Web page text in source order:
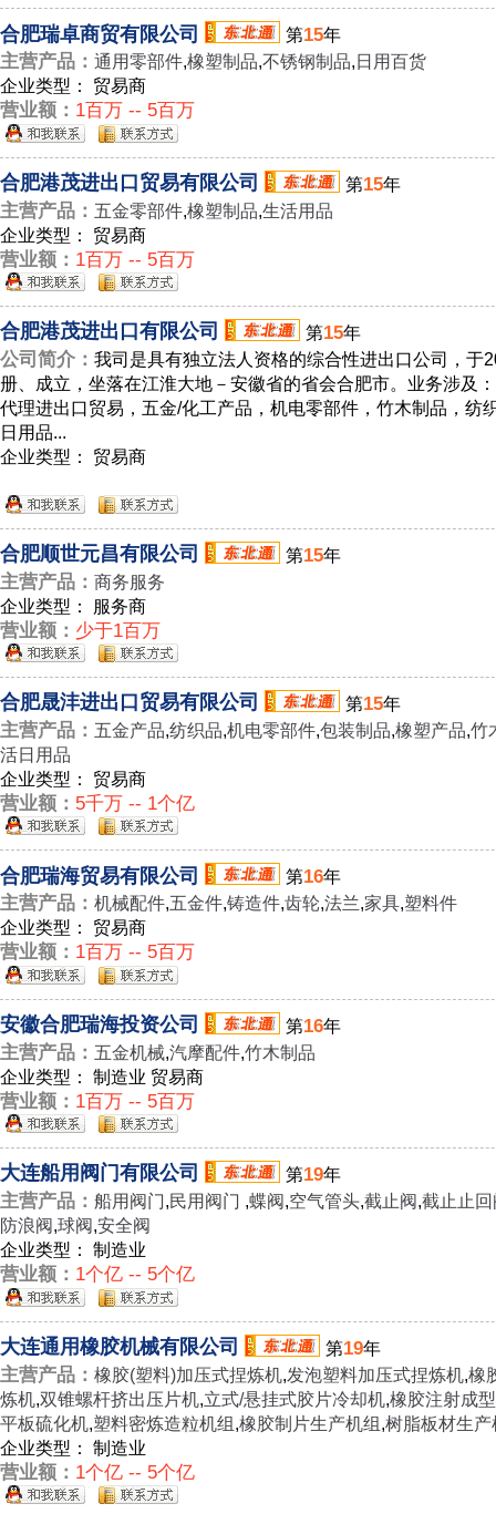
合肥瑞卓商贸有限公司 第15年
主营产品： 通用零部件,橡塑制品,不锈钢制品, 日用百货
企业类型： 贸易商
营业额： 1百万 -- 5百万
合肥港茂进出口贸易有限公司 第15年
主营产品： 五金零部件,橡塑制品,生活用品
企业类型： 贸易商
营业额： 1百万 -- 5百万
合肥港茂进出口有限公司 第15年
公司简介： 我司是具有独立法人资格的综合性进出口公司，于
册、成立，坐落在江淮大地－安徽省的省会合肥市。业务涉及
代理进出口贸易，五金/化工产品，机电零部件，竹木制品，纺
日用品...
企业类型： 贸易商
合肥顺世元昌有限公司 第15年
主营产品： 商务服务
企业类型： 服务商
营业额： 少于1百万
合肥晟沣进出口贸易有限公司 第15年
主营产品： 五金产品,纺织品,机电零部件,包装制品,橡塑产品,竹
活日用品
企业类型： 贸易商
营业额： 5千万 -- 1个亿
合肥瑞海贸易有限公司 第16年
主营产品： 机械配件,五金件,铸造件,齿轮,法兰,家具,塑料件
企业类型： 贸易商
营业额： 1百万 -- 5百万
安徽合肥瑞海投资公司 第16年
主营产品： 五金机械,汽摩配件,竹木制品
企业类型： 制造业 贸易商
营业额： 1百万 -- 5百万
大连船用阀门有限公司 第19年
主营产品： 船用阀门,民用阀门 ,蝶阀,空气管头,截止阀,截止止回
防浪阀,球阀,安全阀
企业类型： 制造业
营业额： 1个亿 -- 5个亿
大连通用橡胶机械有限公司 第19年
主营产品： 橡胶(塑料)加压式捏炼机,发泡塑料加压式捏炼机,橡
炼机,双锥螺杆挤出压片机,立式/悬挂式胶片冷却机,橡胶注射成
平板硫化机,塑料密炼造粒机组 ,橡胶制片生产机组 ,树脂板材生产
企业类型： 制造业
营业额： 1个亿 -- 5个亿